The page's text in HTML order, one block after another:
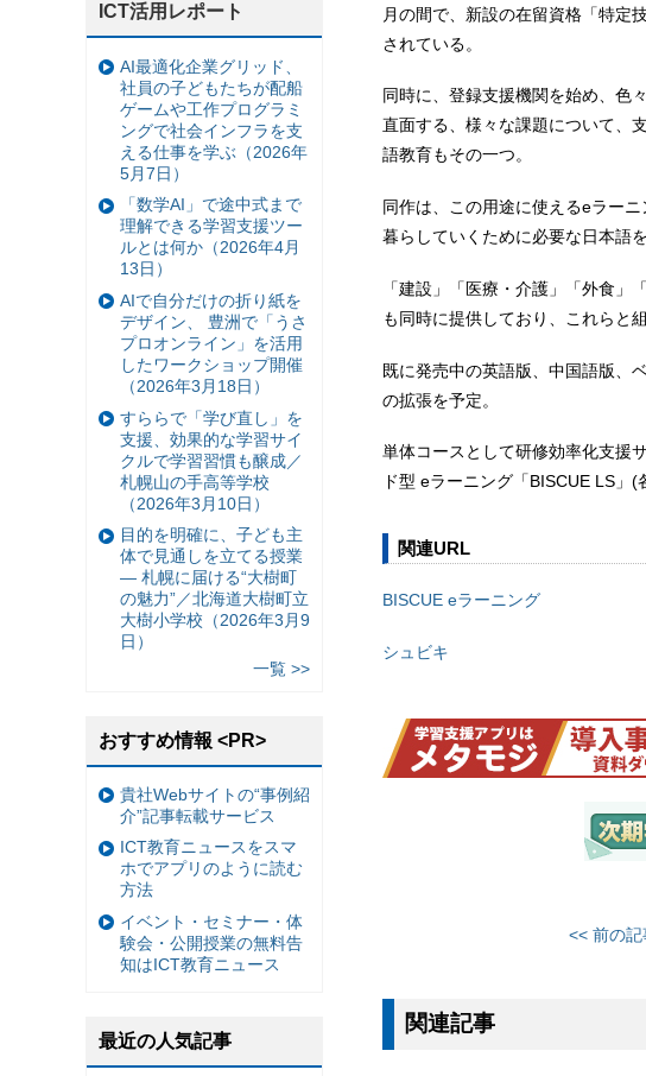
月の間で、新設の在留資格「特定
されている。
同時に、登録支援機関を始め、色
直面する、様々な課題について、
語教育もその一つ。
同作は、この用途に使えるeラー
暮らしていくために必要な日本語
「建設」「医療・介護」「外食
も同時に提供しており、これらと
既に発売中の英語版、中国語版、
の拡張を予定。
単体コースとして研修効率化支援
ド型 eラーニング「BISCUE LS」
関連URL
BISCUE eラーニング
シュビキ
<< 前の記
関連記事
ICT活用レポート
AI最適化企業グリッド、
社員の子どもたちが配船
ゲームや工作プログラミ
ングで社会インフラを支
える仕事を学ぶ（2026年
5月7日）
「数学AI」で途中式まで
理解できる学習支援ツー
ルとは何か（2026年4月
13日）
AIで自分だけの折り紙を
デザイン、 豊洲で「うさ
プロオンライン」を活用
したワークショップ開催
（2026年3月18日）
すららで「学び直し」を
支援、効果的な学習サイ
クルで学習習慣も醸成／
札幌山の手高等学校
（2026年3月10日）
目的を明確に、子ども主
体で見通しを立てる授業
— 札幌に届ける“大樹町
の魅力”／北海道大樹町立
大樹小学校（2026年3月9
日）
一覧 >>
おすすめ情報 <PR>
貴社Webサイトの“事例紹
介”記事転載サービス
ICT教育ニュースをスマ
ホでアプリのように読む
方法
イベント・セミナー・体
験会・公開授業の無料告
知はICT教育ニュース
最近の人気記事